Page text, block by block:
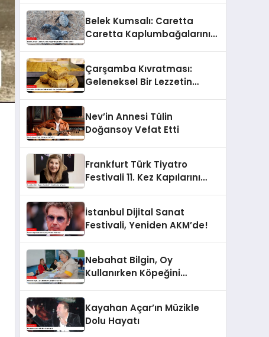
Belek Kumsalı: Caretta
Caretta Kaplumbağalarının
Çarşamba Kıvratması:
Geleneksel Bir Lezzetin
Nev’in Annesi Tülin
Doğansoy Vefat Etti
Frankfurt Türk Tiyatro
Festivali 11. Kez Kapılarını
İstanbul Dijital Sanat
Festivali, Yeniden AKM’de!
Nebahat Bilgin, Oy
Kullanırken Köpeğini
Kayahan Açar’ın Müzikle
Dolu Hayatı